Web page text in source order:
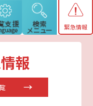
緊急情報
報